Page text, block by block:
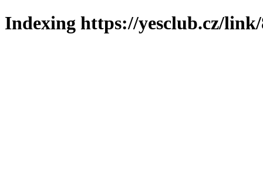
Indexing https://yesclub.cz/link/